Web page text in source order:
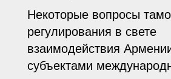
Некоторые вопросы
регулирования в свете
взаимодействия
субъектами